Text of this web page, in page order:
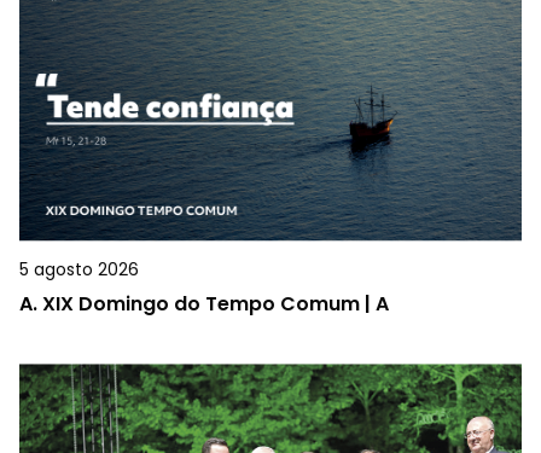
5 agosto 2026
A.XIX Domingo do Tempo Comum | A